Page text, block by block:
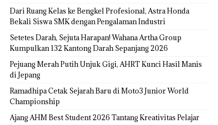
Dari Ruang Kelas ke Bengkel Profesional, Astra Honda
Bekali Siswa SMK dengan Pengalaman Industri
Setetes Darah, Sejuta Harapan! Wahana Artha Group
Kumpulkan 132 Kantong Darah Sepanjang 2026
Pejuang Merah Putih Unjuk Gigi, AHRT Kunci Hasil Manis
di Jepang
Ramadhipa Cetak Sejarah Baru di Moto3 Junior World
Championship
Ajang AHM Best Student 2026 Tantang Kreativitas Pelajar